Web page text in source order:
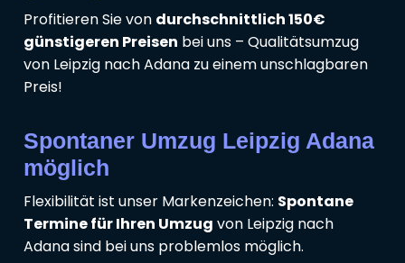
Profitieren Sie von durchschnittlich 150€
günstigeren Preisen bei uns – Qualitätsumzug
von Leipzig nach Adana zu einem unschlagbaren
Preis!
Spontaner Umzug Leipzig Adana
möglich
Flexibilität ist unser Markenzeichen: Spontane
Termine für Ihren Umzug von Leipzig nach
Adana sind bei uns problemlos möglich.